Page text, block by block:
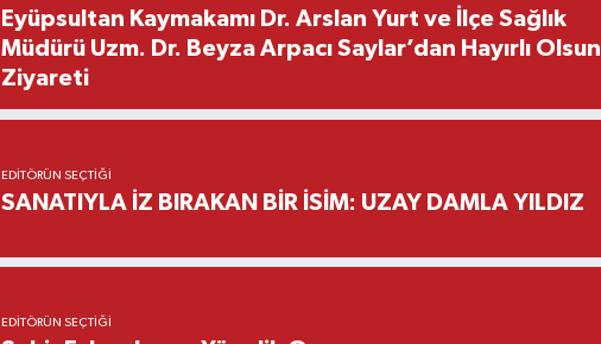
Eyüpsultan Kaymakamı Dr. Arslan Yurt ve İlçe Sağlık
Müdürü Uzm. Dr. Beyza Arpacı Saylar’dan Hayırlı Olsun
Ziyareti
EDITÖRÜN SEÇTIĞI
SANATIYLA İZ BIRAKAN BİR İSİM: UZAY DAMLA YILDIZ
EDITÖRÜN SEÇTIĞI